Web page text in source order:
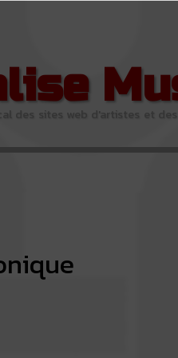
des sites web d'artistes et des